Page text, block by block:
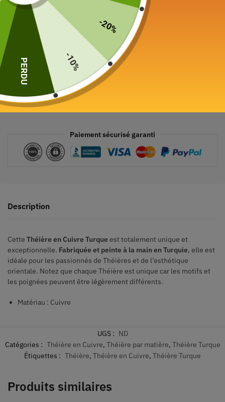
Ajouter au panier
Paiement sécurisé garanti
Description
Cette Théière en Cuivre Turqueest totalement unique et
exceptionnelle. Fabriquée et peinte à la main en Turquie, elle est
idéale pour les passionnés de Théières et de l’esthétique
orientale. Notez que chaque Théière est unique car les motifs et
les poignées peuvent être légèrement différents.
Matériau : Cuivre
UGS : ND
Catégories : Théière en Cuivre, Théière par matière, Théière Turque
Étiquettes : Théière, Théière en Cuivre, Théière Turque
Produits similaires
-20%
-10%
PERDU